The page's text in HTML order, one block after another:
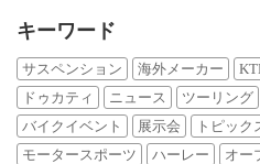
キーワード
サスペンション 海外メーカー
ドゥカティ
ニュース ツーリング
バイクイベント
展示会 トピック
モータースポーツ
ハーレー オー